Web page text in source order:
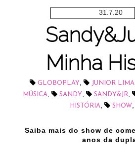
31.7.20
Minha
GLOBOPLAY, JUNIOR LIMA
MÚSICA, SANDY, SANDY&JR,
HISTÓRIA, SHOW,
Saiba mais do show de
anos da